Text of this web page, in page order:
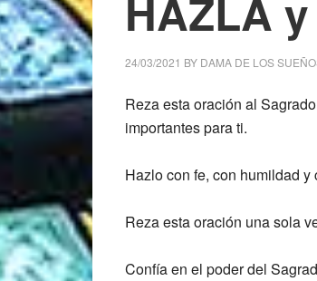
HAZLA
24/03/2021 BY DAMA DE LOS
Reza esta oración al
importantes para ti.
Hazlo con fe, con humildad
Reza esta oración una sola
Confía en el poder del